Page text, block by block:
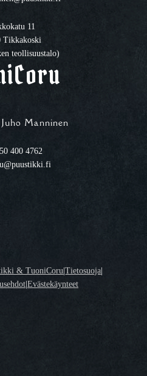
11
Tikkakoski
teollisuustalo)
Manninen
400 4762
& TuoniCoru|Tietosuoja|
|Evästekäynteet